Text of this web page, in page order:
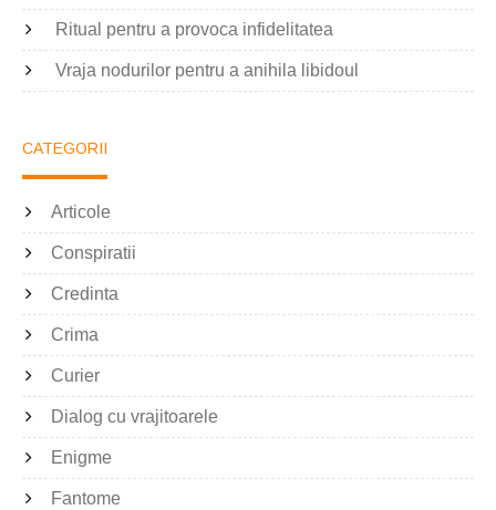
Ritual pentru a provoca infidelitatea
Vraja nodurilor pentru a anihila libidoul
CATEGORII
Articole
Conspiratii
Credinta
Crima
Curier
Dialog cu vrajitoarele
Enigme
Fantome